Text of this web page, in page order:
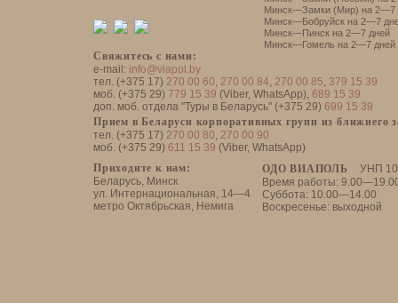
Свяжитесь с нами:
e-mail: info@viapol.by
тел. (+375 17) 270 00 60, 270 00 84, 270 00 85, 379 15 39
моб. (+375 29) 779 15 39 (Viber, WhatsApp), 689 15 39
доп. моб. отдела "Туры в Беларусь" (+375 29) 699 15 39
Прием в Беларуси корпоративных групп из ближнего
тел. (+375 17) 270 00 80, 270 00 90
моб. (+375 29) 611 15 39 (Viber, WhatsApp)
ОДО ВИАПОЛЬ
УНП
Время работы:
Суббота: 10.00—14.00
Воскресенье: выходной
Приходите к нам:
Беларусь, Минск
ул. Интернациональная, 14—4
метро Октябрьская, Немига
Минск—Замки (Мир) на 2—7
Минск—Бобруйск на 2—7
Минск—Пинск на 2—7 дней
Минск—Гомель на 2—7 дней